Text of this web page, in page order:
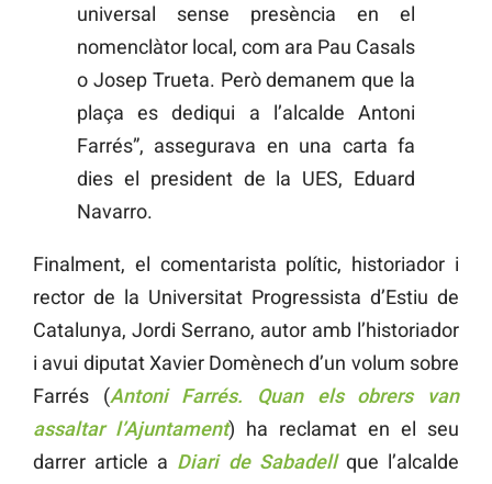
universal sense presència en el
nomenclàtor local, com ara Pau Casals
o Josep Trueta. Però demanem que la
plaça es dediqui a l’alcalde Antoni
Farrés”, assegurava en una carta fa
dies el president de la UES, Eduard
Navarro.
Finalment, el comentarista polític, historiador i
rector de la Universitat Progressista d’Estiu de
Catalunya, Jordi Serrano, autor amb l’historiador
i avui diputat Xavier Domènech d’un volum sobre
Farrés (Antoni Farrés. Quan els obrers van
assaltar l’Ajuntament) ha reclamat en el seu
darrer article a Diari de Sabadellque l’alcalde